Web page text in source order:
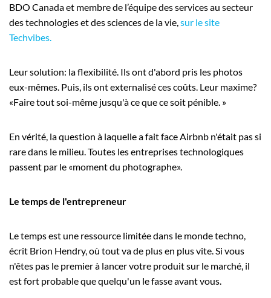
BDO Canada et membre de l’équipe des services au secteur
des technologies et des sciences de la vie,sur le site
Techvibes.
Leur solution: la flexibilité. Ils ont d'abord pris les photos
eux-mêmes. Puis, ils ont externalisé ces coûts. Leur maxime?
«Faire tout soi-même jusqu'à ce que ce soit pénible. »
En vérité, la question à laquelle a fait face Airbnb n'était pas si
rare dans le milieu. Toutes les entreprises technologiques
passent par le «moment du photographe».
Le temps de l'entrepreneur
Le temps est une ressource limitée dans le monde techno,
écrit Brion Hendry, où tout va de plus en plus vite. Si vous
n'êtes pas le premier à lancer votre produit sur le marché, il
est fort probable que quelqu'un le fasse avant vous.